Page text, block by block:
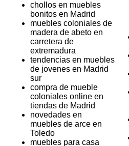
chollos en muebles
bonitos en Madrid
muebles coloniales de
madera de abeto en
carretera de
extremadura
tendencias en muebles
de jovenes en Madrid
sur
compra de mueble
coloniales online en
tiendas de Madrid
novedades en
muebles de arce en
Toledo
muebles para casa